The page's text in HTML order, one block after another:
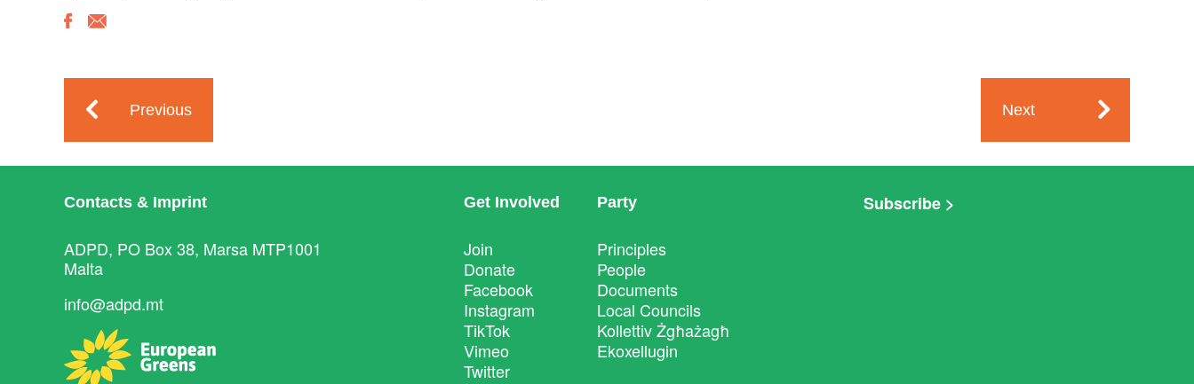
Previous Next
Contacts & Imprint
ADPD, PO Box 38, Marsa MTP1001
Malta
info@adpd.mt
Get Involved
Join
Donate
Facebook
Instagram
TikTok
Vimeo
Twitter
Party
Principles
People
Documents
Local Councils
Kollettiv Żgħażagħ
Ekoxellugin
Subscribe >